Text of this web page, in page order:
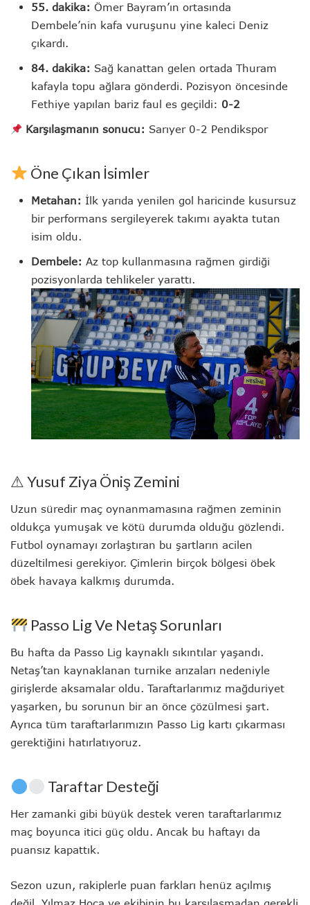
55. dakika: Ömer Bayram’ın ortasında
Dembele’nin kafa vuruşunu yine kaleci Deniz
çıkardı.
84. dakika: Sağ kanattan gelen ortada Thuram
kafayla topu ağlara gönderdi. Pozisyon öncesinde
Fethiye yapılan bariz faul es geçildi: 0-2
Karşılaşmanın sonucu: Sarıyer 0-2 Pendikspor
Öne Çıkan İsimler
Metahan: İlk yarıda yenilen gol haricinde kusursuz
bir performans sergileyerek takımı ayakta tutan
isim oldu.
Dembele: Az top kullanmasına rağmen girdiği
pozisyonlarda tehlikeler yarattı.
⚠ Yusuf Ziya Öniş Zemini
Uzun süredir maç oynanmamasına rağmen zeminin
oldukça yumuşak ve kötü durumda olduğu gözlendi.
Futbol oynamayı zorlaştıran bu şartların acilen
düzeltilmesi gerekiyor. Çimlerin birçok bölgesi öbek
öbek havaya kalkmış durumda.
Passo Lig Ve Netaş Sorunları
Bu hafta da Passo Lig kaynaklı sıkıntılar yaşandı.
Netaş’tan kaynaklanan turnike arızaları nedeniyle
girişlerde aksamalar oldu. Taraftarlarımız mağduriyet
yaşarken, bu sorunun bir an önce çözülmesi şart.
Ayrıca tüm taraftarlarımızın Passo Lig kartı çıkarması
gerektiğini hatırlatıyoruz.
Taraftar Desteği
Her zamanki gibi büyük destek veren taraftarlarımız
maç boyunca itici güç oldu. Ancak bu haftayı da
puansız kapattık.
Sezon uzun, rakiplerle puan farkları henüz açılmış